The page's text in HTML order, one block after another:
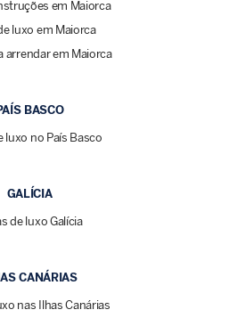
em Maiorca
luxo em Maiorca
arrendar em Maiorca
BASCO
luxo no País Basco
GALÍCIA
de luxo Galícia
CANÁRIAS
nas Ilhas Canárias